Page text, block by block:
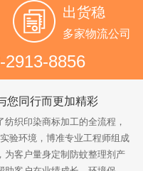
出货稳
多家物流公司
2913-8856
您同行而更加精彩
织印染商标加工的全流程，
验环境，博准专业工程师组成
为客户量身定制防蚊整理剂产